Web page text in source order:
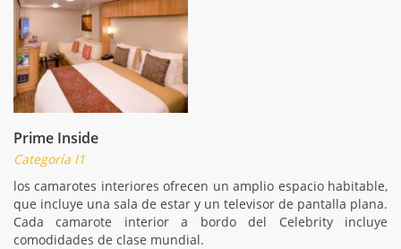
Prime Inside
Categoría I1
los camarotes interiores ofrecen un amplio espacio habitable,
que incluye una sala de estar y un televisor de pantalla plana.
Cada camarote interior a bordo del Celebrity incluye
comodidades de clase mundial.